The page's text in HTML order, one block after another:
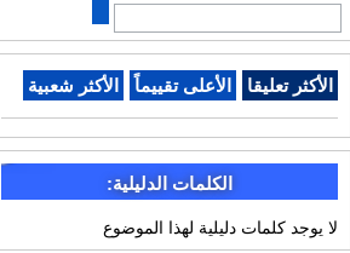
الأكثر تعليقا الأعلى تقييماً الأكثر شعبية
الكلمات الدليلية:
لا يوجد كلمات دليلية لهذا الموضوع